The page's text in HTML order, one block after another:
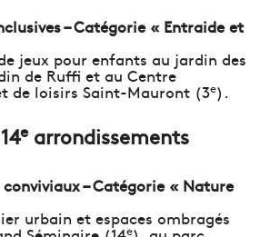
– Catégorie « Entraide et
jeux pour enfants au jardin des
de Ruffi et au Centre
de loisirs Saint-Mauront (3e).
earrondissements
– Catégorie « Nature
urbain et espaces ombragés
e